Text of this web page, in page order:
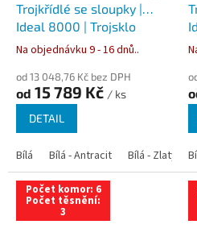
Trojkřídlé se sloupky |
Ideal 8000 | Trojsklo
Na objednávku 9 - 16 dnů..
od 13 048,76 Kč bez DPH
od 15 789 Kč / ks
DETAIL
Bílá Bílá - Antracit Bílá - Zlatý dub
Počet komor: 6
Počet těsnění:
3